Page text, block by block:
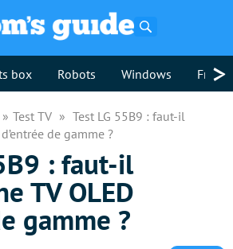
box Robots Windows >
Test TV
Test LG 55B9 : faut-il
de gamme ?
: faut-il
TV OLED
gamme ?